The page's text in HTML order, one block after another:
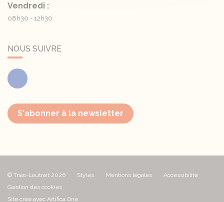
Vendredi :
08h30 - 12h30
NOUS SUIVRE
Facebook
S'abonner à la newsletter
© Triac-Lautrait 2026 Styles Mentions légales
Accessibilité
Gestion des cookies
Site créé avec Artifica One